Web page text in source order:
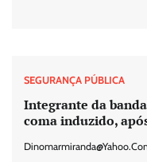
SEGURANÇA PÚBLICA
Integrante da
coma induzido,